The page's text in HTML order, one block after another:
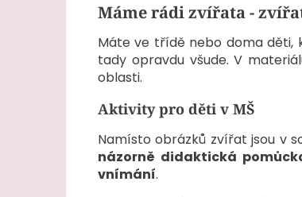
Máme rádi zvířata -
Máte ve třídě nebo doma děti,
tady opravdu všude. V
oblasti.
Aktivity pro děti v MŠ
Namísto obrázků zvířat jsou v
názorně didaktická
vnímání.